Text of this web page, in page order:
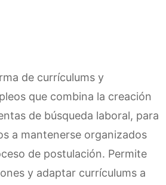
de currículums y
que combina la creación
de búsqueda laboral, para
a mantenerse organizados
de postulación. Permite
y adaptar currículums a